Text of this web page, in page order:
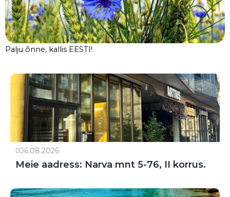
Palju õnne, kallis EESTI!
06.08.2026
Meie aadress: Narva mnt 5-76, II korrus.